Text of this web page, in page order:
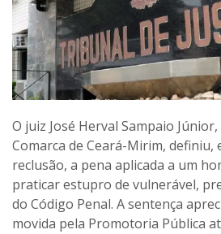
O juiz José Herval Sampaio Júnior,
Comarca de Ceará-Mirim, definiu,
reclusão, a pena aplicada a um
praticar estupro de vulnerável,
do Código Penal. A sentença
movida pela Promotoria Pública